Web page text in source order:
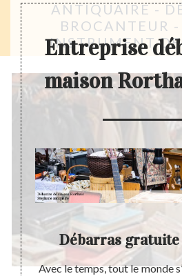
ANTIQUAIRE -
BROCANTEUR
INSTRUMENT
Entreprise
maison
à un
Débarras gratuite
Avec le temps, tout le monde